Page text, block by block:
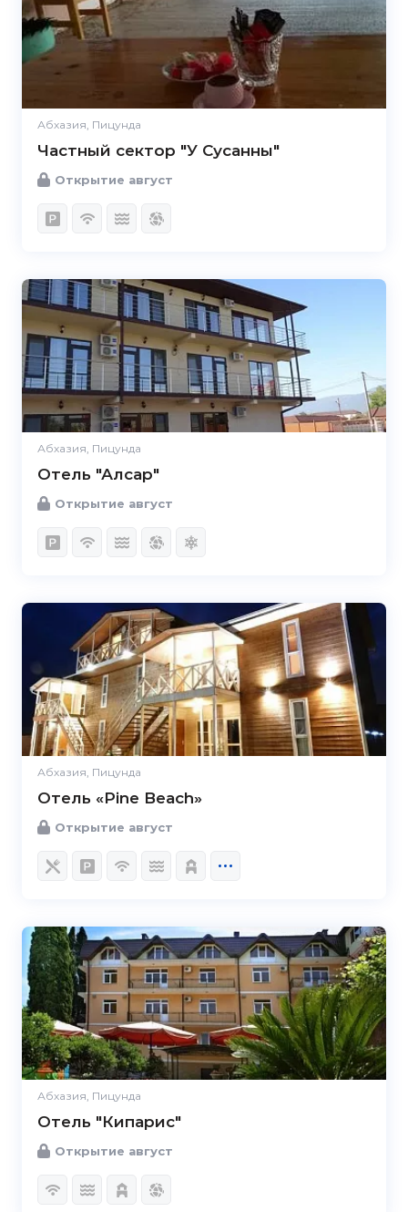
Абхазия, Пицунда
Частный сектор "У Сусанны"
Открытие август
Абхазия, Пицунда
Отель "Алсар"
Открытие август
Абхазия, Пицунда
Отель «Pine Beach»
Открытие август
Абхазия, Пицунда
Отель "Кипарис"
Открытие август